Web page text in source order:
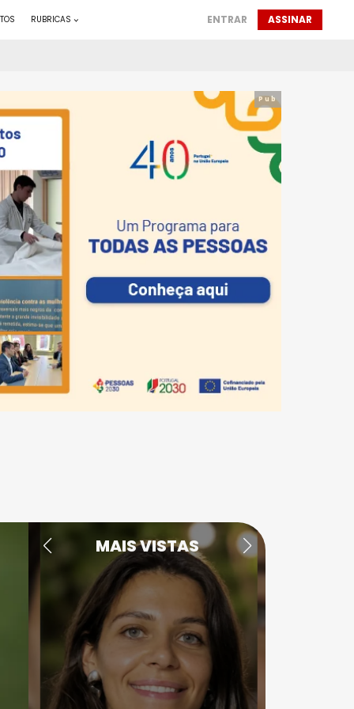
RUBRICAS ENTRAR ASSINAR
Pub
MAIS VISTAS